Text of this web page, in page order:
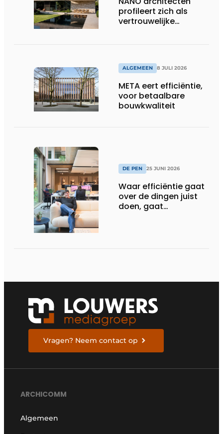
profileert zich als
vertrouwelijke
ALGEMEEN 8 JULI 2026
META eert efficiëntie,
voor betaalbare
bouwkwaliteit
DE PEN 25 JUNI 2026
Waar efficiëntie gaat
over de dingen juist
doen, gaat
Vragen? Neem contact op
ARCHICOMM
Algemeen